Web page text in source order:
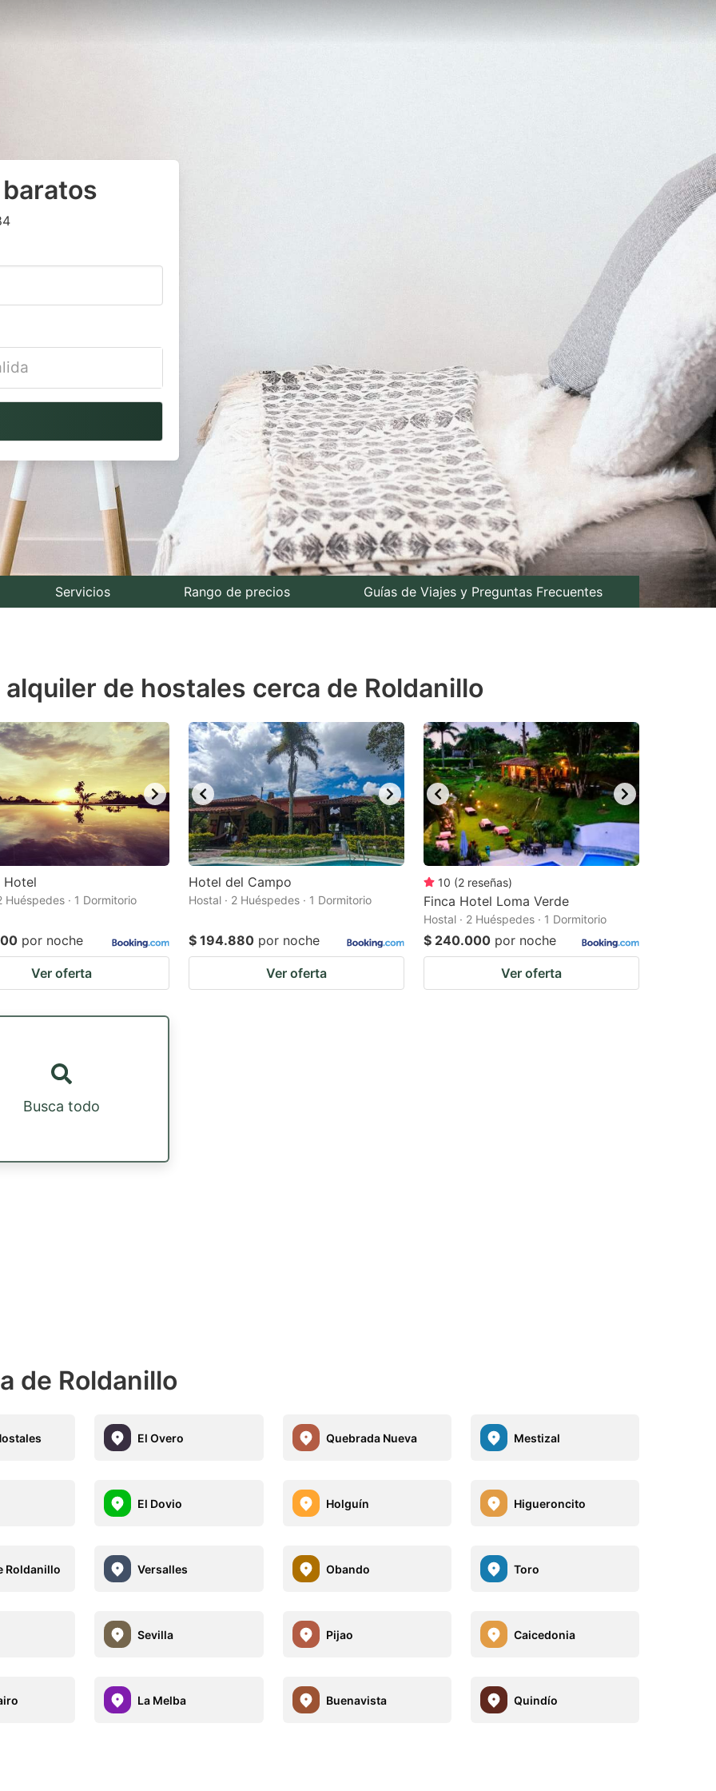
Servicios Rango de precios Guías de Viajes y Preguntas Frecuentes
de hostales cerca de Roldanillo
Hotel
Huéspedes · 1 Dormitorio
por noche
Ver oferta
Hotel del Campo
Hostal · 2 Huéspedes · 1 Dormitorio
$ 194.880 por noche
Ver oferta
10 (2 reseñas)
Finca Hotel Loma Verde
Hostal · 2 Huéspedes · 1 Dormitorio
$ 240.000 por noche
Ver oferta
Busca todo
de Roldanillo
El Overo Quebrada Nueva Mestizal
El Dovio Holguín Higueroncito
Roldanillo Versalles Obando Toro
Sevilla Pijao Caicedonia
La Melba Buenavista Quindío